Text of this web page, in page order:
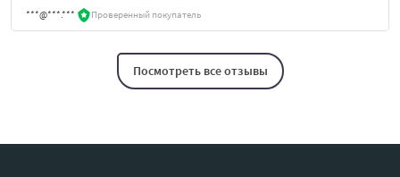
***@***.*** Проверенный покупатель
Посмотреть все отзывы